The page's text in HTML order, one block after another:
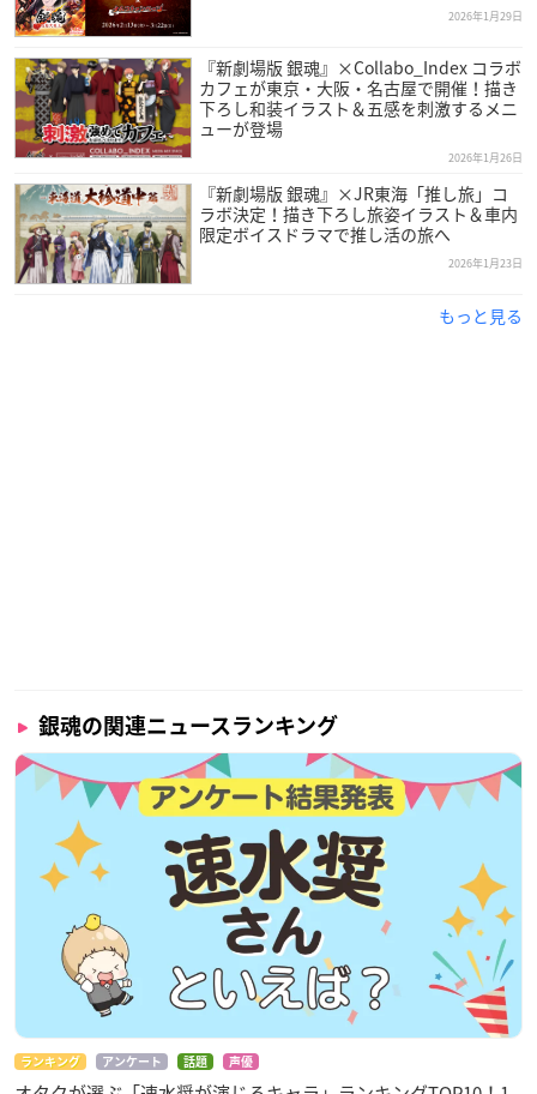
2026年1月29日
『新劇場版 銀魂』×Collabo_Index コラボ
カフェが東京・大阪・名古屋で開催！描き
下ろし和装イラスト＆五感を刺激するメニ
ューが登場
2026年1月26日
『新劇場版 銀魂』×JR東海「推し旅」コ
ラボ決定！描き下ろし旅姿イラスト＆車内
限定ボイスドラマで推し活の旅へ
2026年1月23日
もっと見る
銀魂の関連ニュースランキング
ランキング アンケート 話題 声優